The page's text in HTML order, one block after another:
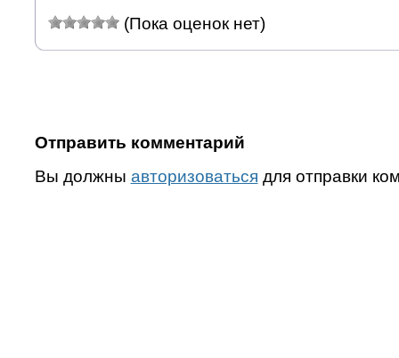
(Пока оценок нет)
Отправить комментарий
Вы должны авторизоваться для отправки